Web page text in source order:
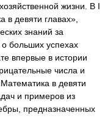
жизни. В I
в девяти главах»,
знаний за
о больших успехах
впервые в истории
числа и
в девяти
и примеров из
предназначенных